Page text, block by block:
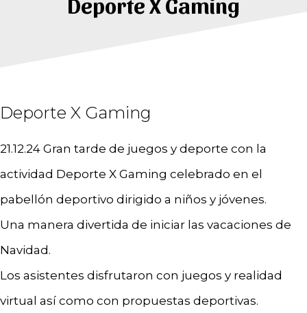
Deporte X Gaming
21.12.24 Gran tarde de juegos y deporte con la
actividad Deporte X Gaming celebrado en el
pabellón deportivo dirigido a niños y jóvenes.
Una manera divertida de iniciar las vacaciones de
Navidad.
Los asistentes disfrutaron con juegos y realidad
virtual así como con propuestas deportivas.